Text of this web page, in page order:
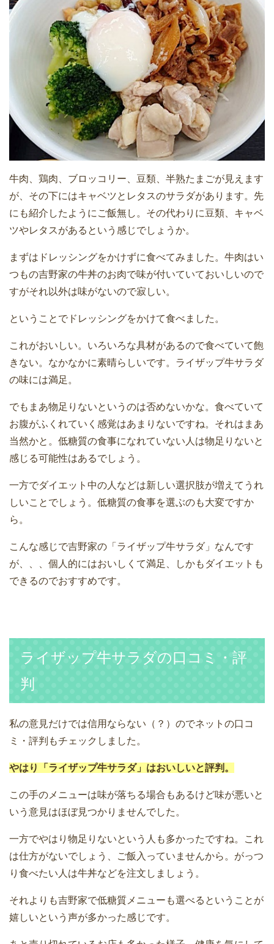
牛肉、鶏肉、ブロッコリー、豆類、半熟たまごが見えます
が、その下にはキャベツとレタスのサラダがあります。先
にも紹介したようにご飯無し。その代わりに豆類、キャベ
ツやレタスがあるという感じでしょうか。
まずはドレッシングをかけずに食べてみました。牛肉はい
つもの吉野家の牛丼のお肉で味が付いていておいしいので
すがそれ以外は味がないので寂しい。
ということでドレッシングをかけて食べました。
これがおいしい。いろいろな具材があるので食べていて飽
きない。なかなかに素晴らしいです。ライザップ牛サラダ
の味には満足。
でもまあ物足りないというのは否めないかな。食べていて
お腹がふくれていく感覚はあまりないですね。それはまあ
当然かと。低糖質の食事になれていない人は物足りないと
感じる可能性はあるでしょう。
一方でダイエット中の人などは新しい選択肢が増えてうれ
しいことでしょう。低糖質の食事を選ぶのも大変ですか
ら。
こんな感じで吉野家の「ライザップ牛サラダ」なんです
が、、、個人的にはおいしくて満足、しかもダイエットも
できるのでおすすめです。
ライザップ牛サラダの口コミ・評
判
私の意見だけでは信用ならない（？）のでネットの口コ
ミ・評判もチェックしました。
やはり「ライザップ牛サラダ」はおいしいと評判。
この手のメニューは味が落ちる場合もあるけど味が悪いと
いう意見はほぼ見つかりませんでした。
一方でやはり物足りないという人も多かったですね。これ
は仕方がないでしょう、ご飯入っていませんから。がっつ
り食べたい人は牛丼などを注文しましょう。
それよりも吉野家で低糖質メニューも選べるということが
嬉しいという声が多かった感じです。